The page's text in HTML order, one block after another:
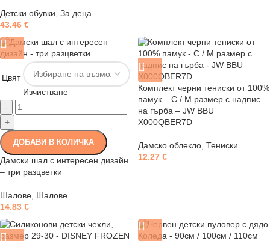
Детски обувки За деца
43.46 €
Цвят
Изчистване
-
+
ДОБАВИ В КОЛИЧКА
Дамски шал с интересен дизайн
– три разцветки
Шалове Шалове
14.83 €
Комплект черни тениски от 100%
памук – С / М размер с надпис
на гърба – JW BBU
X000QBER7D
Дамско облекло Тениски
12.27 €